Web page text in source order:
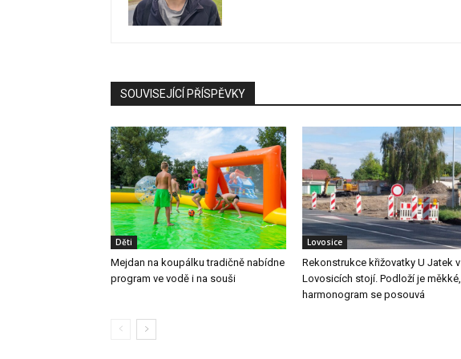
SOUVISEJÍCÍ PŘÍSPĚVKY
Děti
Mejdan na koupálku tradičně nabídne
program ve vodě i na souši
Lovosice
Rekonstrukce křižovatky U Jatek v
Lovosicích stojí. Podloží je měkké,
harmonogram se posouvá